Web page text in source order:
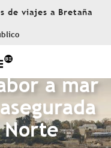
de viajes a Bretaña
a mar
Norte